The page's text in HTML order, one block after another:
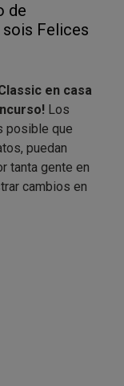
de
Felices
en casa
Los
posible que
puedan
tanta gente en
cambios en
que
tu lote
sois
qué efectos
la situación
a que tu